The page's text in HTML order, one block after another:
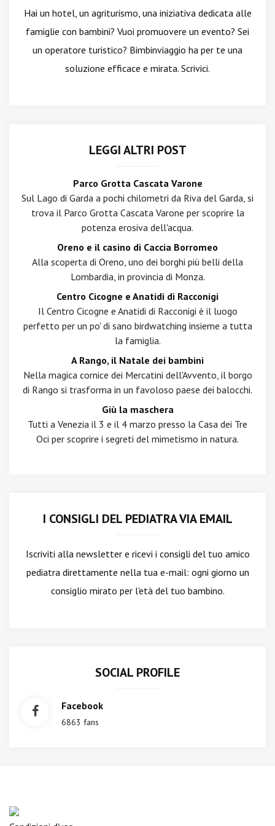
Hai un hotel, un agriturismo, una iniziativa dedicata alle
famiglie con bambini? Vuoi promuovere un evento? Sei
un operatore turistico? Bimbinviaggio ha per te una
soluzione efficace e mirata. Scrivici.
LEGGI ALTRI POST
Parco Grotta Cascata Varone
Sul Lago di Garda a pochi chilometri da Riva del Garda, si
trova il Parco Grotta Cascata Varone per scoprire la
potenza erosiva dell'acqua.
Oreno e il casino di Caccia Borromeo
Alla scoperta di Oreno, uno dei borghi più belli della
Lombardia, in provincia di Monza.
Centro Cicogne e Anatidi di Racconigi
Il Centro Cicogne e Anatidi di Racconigi è il luogo
perfetto per un po' di sano birdwatching insieme a tutta
la famiglia.
A Rango, il Natale dei bambini
Nella magica cornice dei Mercatini dell'Avvento, il borgo
di Rango si trasforma in un favoloso paese dei balocchi.
Giù la maschera
Tutti a Venezia il 3 e il 4 marzo presso la Casa dei Tre
Oci per scoprire i segreti del mimetismo in natura.
I CONSIGLI DEL PEDIATRA VIA EMAIL
Iscriviti alla newslettere ricevi i consigli del tuo amico
pediatra direttamente nella tua e-mail: ogni giorno un
consiglio mirato per l'età del tuo bambino.
SOCIAL PROFILE
Facebook
6863 fans